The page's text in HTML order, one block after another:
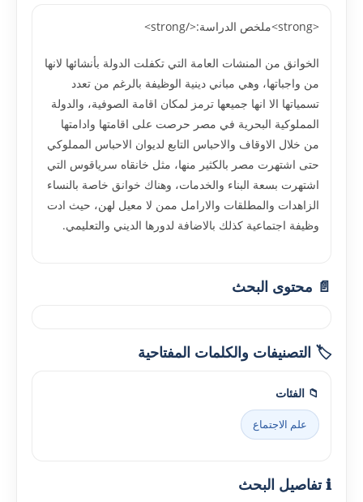
<strong>ملخص الدراسة:</strong>
الخوانق من المنشات العامة التي تكفلت الدولة بأنشائها لانها
من واجباتها، وهي مباني دينية الوظيفة بالرغم من تعدد
تسمياتها الا انها جميعها ترمز لمكان اقامة الصوفية، والدولة
المملوكية البحرية في مصر حرصت على اقامتها وادامتها
من خلال الاوقاف والاحباس التابع لديوان الاحباس المملوكي
حتى اشتهرت مصر بالكثير منها، مثل خانقاه سرياقوس التي
اشتهرت بسعة البناء والخدمات، وهناك خوانق خاصة بالنساء
الزاهدات والمطلقات والارامل ممن لا معيل لهن، حيث ادت
وظيفة اجتماعية كذلك بالاضافة لدورها الديني والتعليمي.
📄 محتوى البحث
🏷️ التصنيفات والكلمات المفتاحية
📁 الفئات
علم الاجتماع
ℹ️ تفاصيل البحث